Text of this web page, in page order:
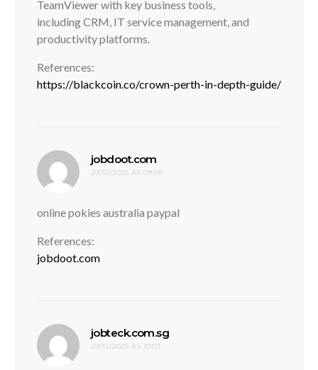
TeamViewer with key business tools,
including CRM, IT service management, and
productivity platforms.
References:
https://blackcoin.co/crown-perth-in-depth-guide/
jobdoot.com
29/12/2025 ÀS 09:06
online pokies australia paypal
References:
jobdoot.com
jobteck.com.sg
29/12/2025 ÀS 10:03